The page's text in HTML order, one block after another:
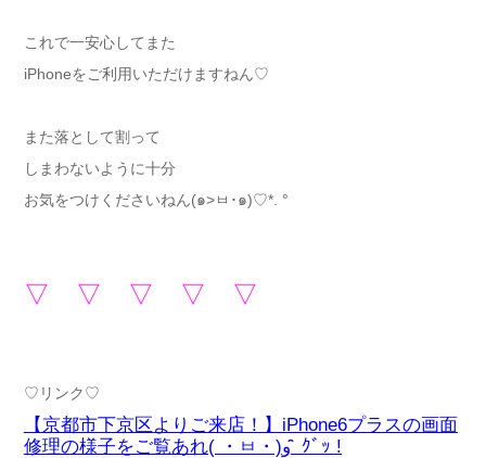
これで一安心してまた
iPhoneをご利用いただけますねん♡
また落として割って
しまわないように十分
お気をつけくださいねん(๑>ㅂ･๑)♡*. °
▽ ▽ ▽ ▽ ▽
♡リンク♡
【京都市下京区よりご来店！】iPhone6プラスの画面
修理の様子をご覧あれ( ・ㅂ・)و ̑̑ ｸﾞｯ !